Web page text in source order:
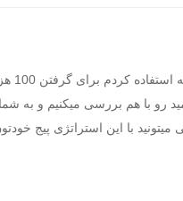
در
رو با هم بررسی میکنیم و به
میتونید با این استراتژی پیج